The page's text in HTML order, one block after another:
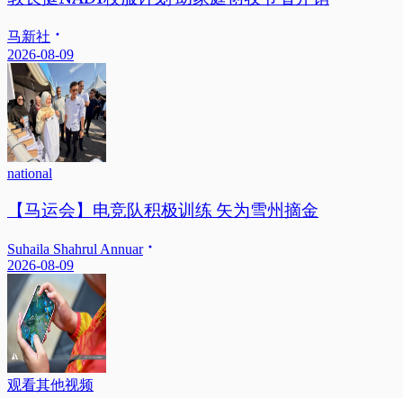
马新社
2026-08-09
national
【马运会】电竞队积极训练 矢为雪州摘金
Suhaila Shahrul Annuar
2026-08-09
观看其他视频